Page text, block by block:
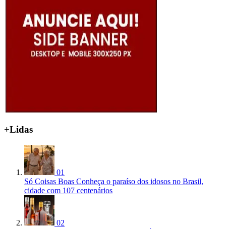
+Lidas
01
Só Coisas Boas Conheça o paraíso dos idosos no Brasil,
cidade com 107 centenários
02